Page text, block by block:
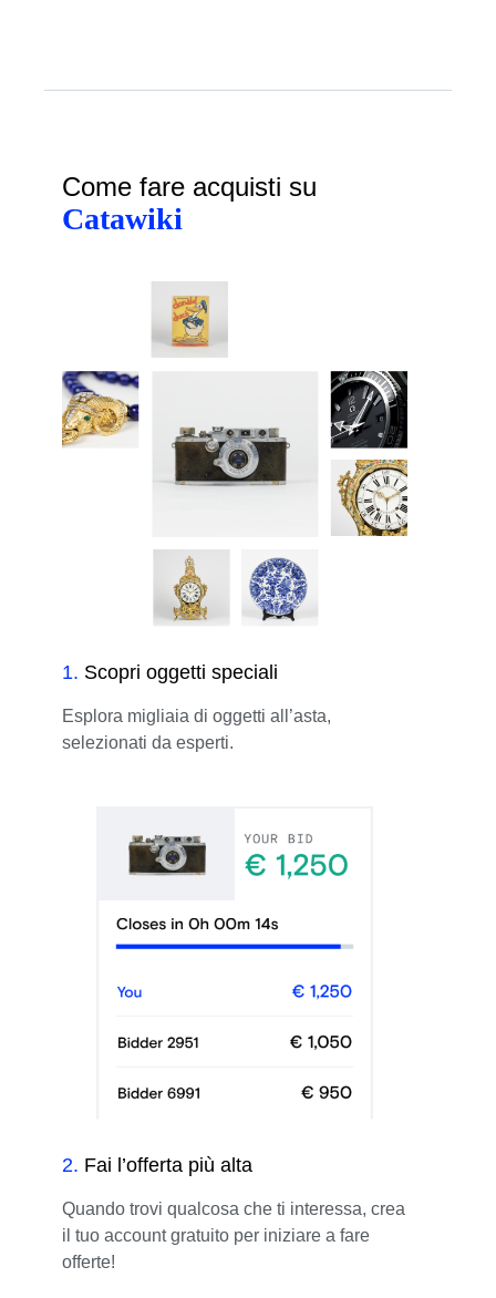
Come fare acquisti su
Catawiki
1. Scopri oggetti speciali
Esplora migliaia di oggetti all’asta,
selezionati da esperti.
2. Fai l’offerta più alta
Quando trovi qualcosa che ti interessa, crea
il tuo account gratuito per iniziare a fare
offerte!